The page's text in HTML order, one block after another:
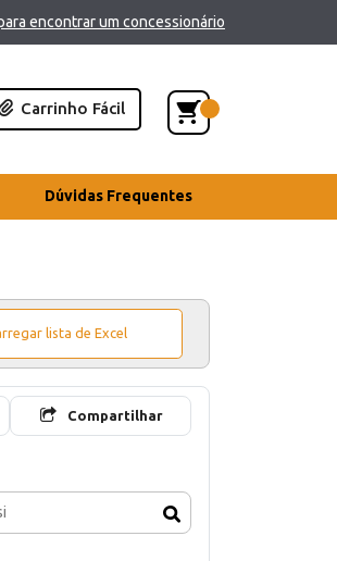
encontrar um concessionário
Carrinho Fácil
Dúvidas Frequentes
lista de Excel
Compartilhar